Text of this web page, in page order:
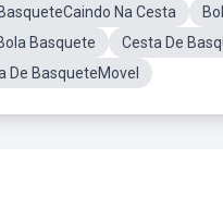
Na Cesta
Basquete Cesta De
De BasqueteMovel